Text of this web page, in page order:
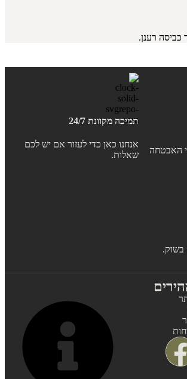
כביסה רענן.
האבטחה
תמיכה מקוונת 24/7
אנחנו כאן כדי לעזור אם יש לכם
שאלות.
בשוק.